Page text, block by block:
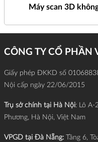
Máy scan 3D
CÔNG TY CỔ PHẦN
Giấy phép ĐKKD số
Nội cấp ngày 22/06/2015
Trụ sở chính tại Hà Nội: Lô A-
Phương, Hà Nội, Việt Nam
VPGD tại Đà Nẵng: Tầng 6,